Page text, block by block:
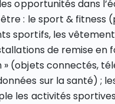
opportunités dans
: le sport & fitness
sportifs, les
de remise en
» (objets connectés,
sur la santé) ;
les activités